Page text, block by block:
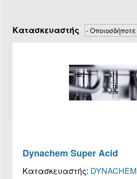
Κατασκευαστής
Dynachem Super Acid
Κατασκευαστής: DYNACHEM